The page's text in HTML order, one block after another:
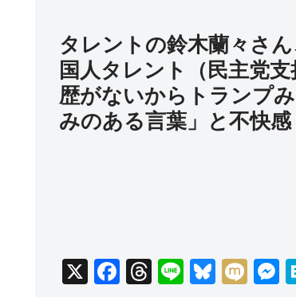
タレントの鈴木蘭々さ
国人タレント（民主党
歴がないからトランプ
みのある言葉」と不快感
X
F
T
Li
Bl
M